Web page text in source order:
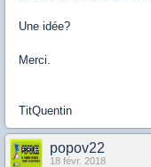
Une idée?
Merci.
TitQuentin
popov22
18 févr. 2018